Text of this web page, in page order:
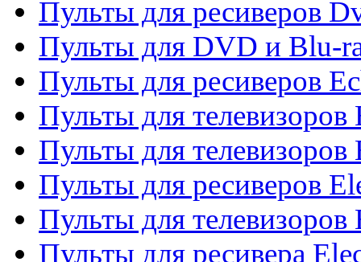
Пульты для ресиверов
Пульты для DVD и Blu-
Пульты для ресиверов
Пульты для телевизоров
Пульты для телевизоров
Пульты для ресиверов
Пульты для телевизоров
Пульты для ресивера